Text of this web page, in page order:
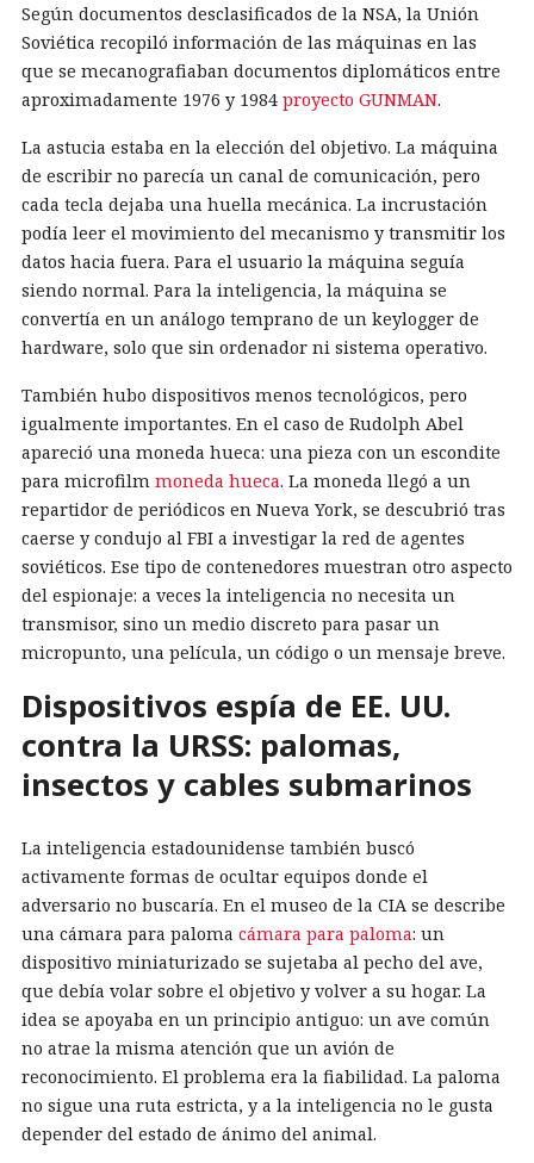
Según documentos desclasificados de la NSA, la Unión
Soviética recopiló información de las máquinas en las
que se mecanografiaban documentos diplomáticos entre
aproximadamente 1976 y 1984 proyecto GUNMAN.
La astucia estaba en la elección del objetivo. La máquina
de escribir no parecía un canal de comunicación, pero
cada tecla dejaba una huella mecánica. La incrustación
podía leer el movimiento del mecanismo y transmitir los
datos hacia fuera. Para el usuario la máquina seguía
siendo normal. Para la inteligencia, la máquina se
convertía en un análogo temprano de un keylogger de
hardware, solo que sin ordenador ni sistema operativo.
También hubo dispositivos menos tecnológicos, pero
igualmente importantes. En el caso de Rudolph Abel
apareció una moneda hueca: una pieza con un escondite
para microfilm moneda hueca. La moneda llegó a un
repartidor de periódicos en Nueva York, se descubrió tras
caerse y condujo al FBI a investigar la red de agentes
soviéticos. Ese tipo de contenedores muestran otro aspecto
del espionaje: a veces la inteligencia no necesita un
transmisor, sino un medio discreto para pasar un
micropunto, una película, un código o un mensaje breve.
Dispositivos espía de EE. UU.
contra la URSS: palomas,
insectos y cables submarinos
La inteligencia estadounidense también buscó
activamente formas de ocultar equipos donde el
adversario no buscaría. En el museo de la CIA se describe
una cámara para paloma cámara para paloma: un
dispositivo miniaturizado se sujetaba al pecho del ave,
que debía volar sobre el objetivo y volver a su hogar. La
idea se apoyaba en un principio antiguo: un ave común
no atrae la misma atención que un avión de
reconocimiento. El problema era la fiabilidad. La paloma
no sigue una ruta estricta, y a la inteligencia no le gusta
depender del estado de ánimo del animal.